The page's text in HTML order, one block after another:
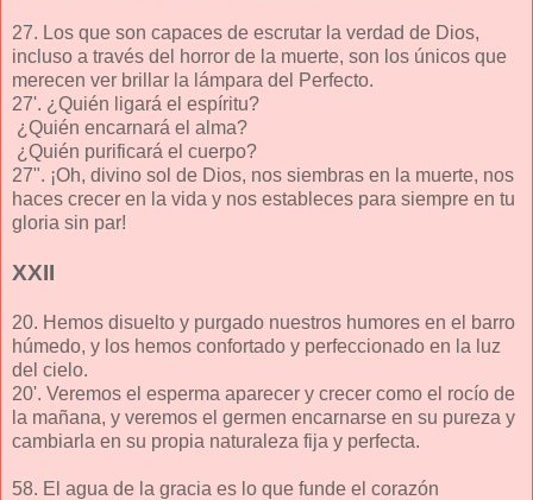
27. Los que son capaces de escrutar la verdad de Dios,
incluso a través del horror de la muerte, son los únicos que
merecen ver brillar la lámpara del Perfecto.
27'. ¿Quién ligará el espíritu?
¿Quién encarnará el alma?
¿Quién purificará el cuerpo?
27". ¡Oh, divino sol de Dios, nos siembras en la muerte, nos
haces crecer en la vida y nos estableces para siempre en tu
gloria sin par!
XXII
20. Hemos disuelto y purgado nuestros humores en el barro
húmedo, y los hemos confortado y perfeccionado en la luz
del cielo.
20'. Veremos el esperma aparecer y crecer como el rocío de
la mañana, y veremos el germen encarnarse en su pureza y
cambiarla en su propia naturaleza fija y perfecta.
58. El agua de la gracia es lo que funde el corazón